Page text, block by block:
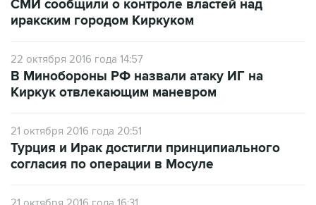
22 октября 2016 года 14:57
Киркук отвлекающим маневром
21 октября 2016 года 20:51
согласия по операции в Мосуле
21 октября 2016 года 16:31